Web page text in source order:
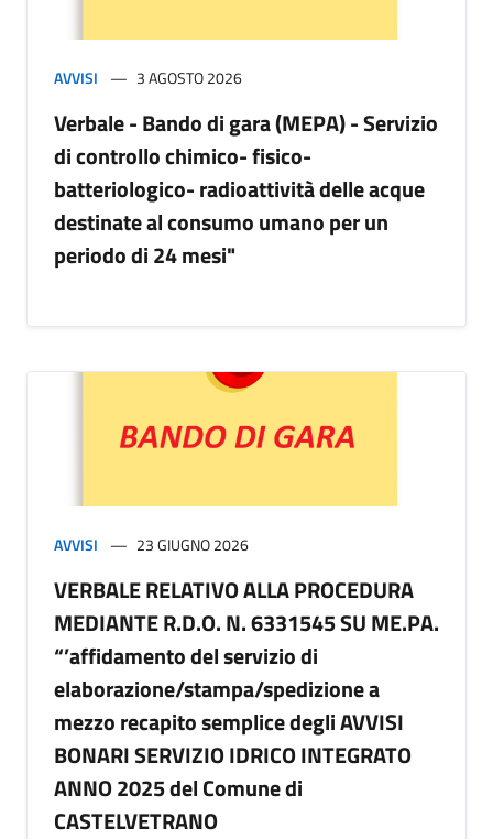
AVVISI 3 AGOSTO 2026
Verbale - Bando di gara (MEPA) - Servizio
di controllo chimico- fisico-
batteriologico- radioattività delle acque
destinate al consumo umano per un
periodo di 24 mesi"
AVVISI 23 GIUGNO 2026
VERBALE RELATIVO ALLA PROCEDURA
MEDIANTE R.D.O. N. 6331545 SU ME.PA.
“’affidamento del servizio di
elaborazione/stampa/spedizione a
mezzo recapito semplice degli AVVISI
BONARI SERVIZIO IDRICO INTEGRATO
ANNO 2025 del Comune di
CASTELVETRANO